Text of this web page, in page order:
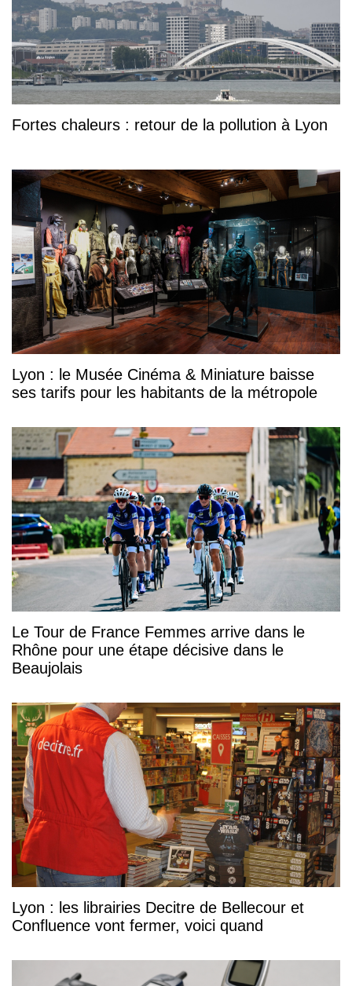
Fortes chaleurs : retour de la pollution à Lyon
Lyon : le Musée Cinéma & Miniature baisse
ses tarifs pour les habitants de la métropole
Le Tour de France Femmes arrive dans le
Rhône pour une étape décisive dans le
Beaujolais
Lyon : les librairies Decitre de Bellecour et
Confluence vont fermer, voici quand